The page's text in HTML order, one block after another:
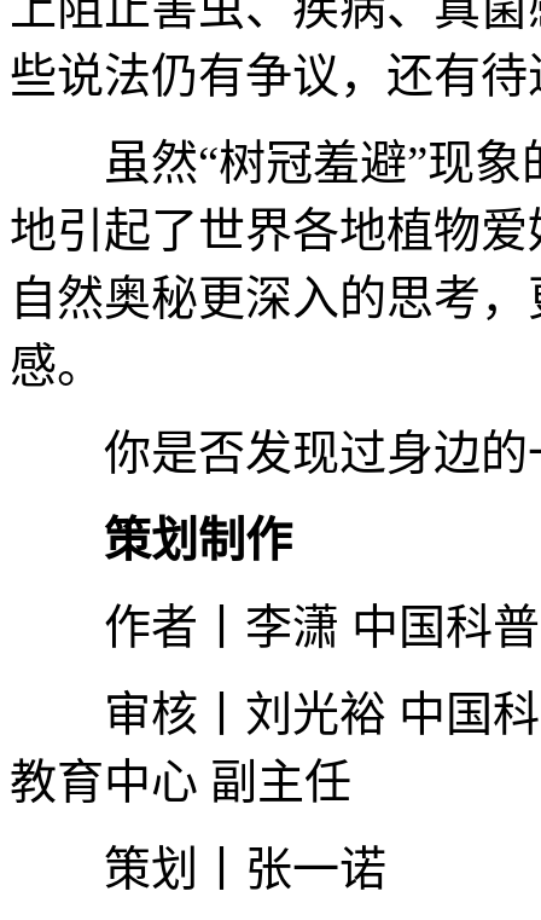
些说法仍有争议，还有
虽然“树冠羞避”现
地引起了世界各地植物
自然奥秘更深入的思考
感。
你是否发现过身边的
策划制作
作者丨 李潇 中国科
审核丨 刘光裕 中国
教育中心 副主任
策划丨 张一诺